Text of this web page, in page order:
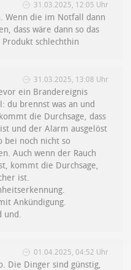
31.03.2025, 12:05 Uhr
Wenn die im Notfall dann
dass wäre dann so das
schlechthin
31.03.2025, 13:08 Uhr
ein Brandereignis
du brennst was an und
die Durchsage, dass
und der Alarm ausgelöst
bei noch nicht so
Auch wenn der Rauch
kommt die Durchsage,
ist.
Ankündigung.
und.
01.04.2025, 04:52 Uhr
Die Dinger sind günstig,